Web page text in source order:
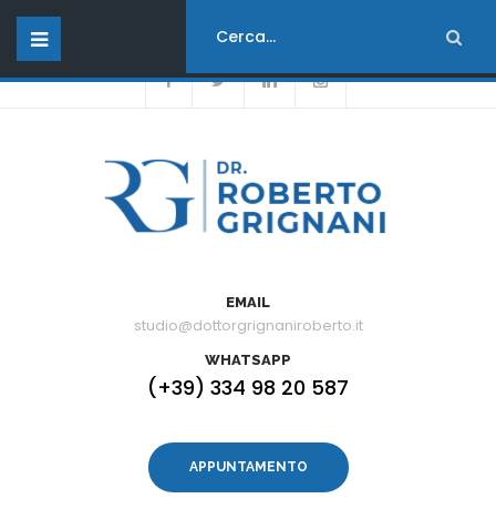
dal Lunedì al Venerdì - dalle 08:00 alle 17:00
EMAIL
studio@dottorgrignaniroberto.it
WHATSAPP
(+39) 334 98 20 587
APPUNTAMENTO